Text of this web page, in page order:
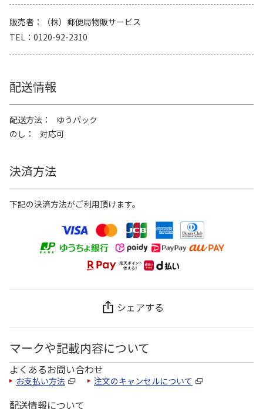
販売者
（株）郵便局物販サービス
TEL
0120-92-2310
配送情報
配送方法
ゆうパック
のし
対応可
決済方法
下記の決済方法がご利用頂けます。
シェアする
マークや記載内容について
よくあるお問い合わせ
お支払い方法 注文のキャンセルについて
配送情報について